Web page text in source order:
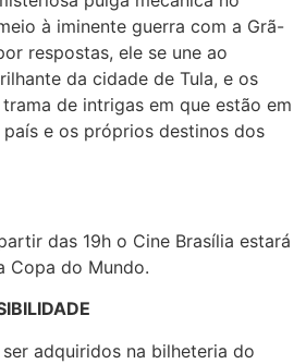
à iminente guerra com a Grã-
respostas, ele se une ao
da cidade de Tula, e os
de intrigas em que estão em
e os próprios destinos dos
das 19h o Cine Brasília estará
Copa do Mundo.
adquiridos na bilheteria do